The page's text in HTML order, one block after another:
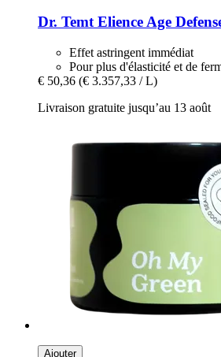
Dr. TemtElience Age
Effet astringent immédiat
Pour plus d'élasticité et de
€ 50,36 (€ 3.357,33 / L)
Livraison gratuite jusqu’au 13 août
Ajouter